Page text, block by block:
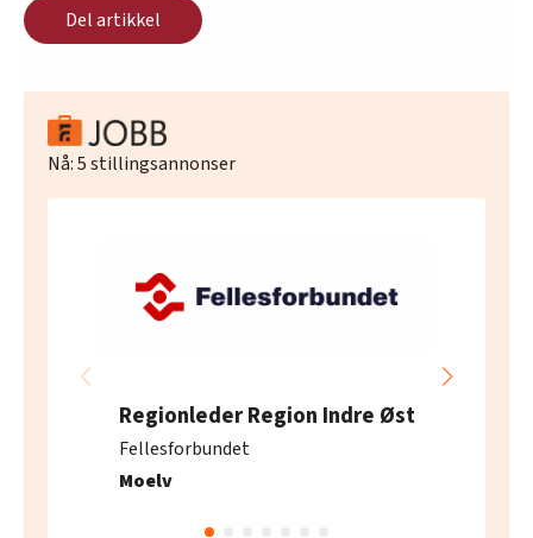
Del artikkel
Nå:5stillingsannonser
Regionleder Region Indre Øst
Fellesforbundet
Moelv